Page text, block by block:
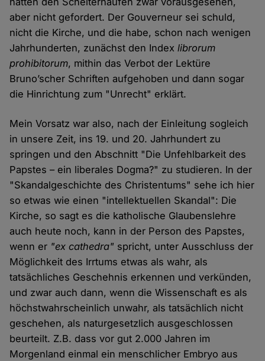
aber nicht gefordert. Der Gouverneur sei schuld,
nicht die Kirche, und die habe, schon nach wenigen
Jahrhunderten, zunächst den Indexlibrorum
prohibitorum, mithin das Verbot der Lektüre
Bruno’scher Schriften aufgehoben und dann sogar
die Hinrichtung zum "Unrecht" erklärt.
Mein Vorsatz war also, nach der Einleitung sogleich
in unsere Zeit, ins 19. und 20. Jahrhundert zu
springen und den Abschnitt "Die Unfehlbarkeit des
Papstes – ein liberales Dogma?" zu studieren. In der
"Skandalgeschichte des Christentums" sehe ich hier
so etwas wie einen "intellektuellen Skandal": Die
Kirche, so sagt es die katholische Glaubenslehre
auch heute noch, kann in der Person des Papstes,
wenn er "ex cathedra" spricht, unter Ausschluss der
Möglichkeit des Irrtums etwas als wahr, als
tatsächliches Geschehnis erkennen und verkünden,
und zwar auch dann, wenn die Wissenschaft es als
höchstwahrscheinlich unwahr, als tatsächlich nicht
geschehen, als naturgesetzlich ausgeschlossen
beurteilt. Z.B. dass vor gut 2.000 Jahren im
Morgenland einmal ein menschlicher Embryo aus